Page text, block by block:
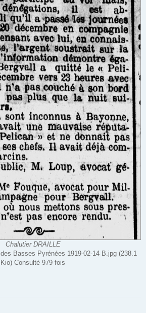
Chalutier DRAILLE
Basses Pyrénées 1919-02-14 B.jpg (238.1
Kio) Consulté 979 fois